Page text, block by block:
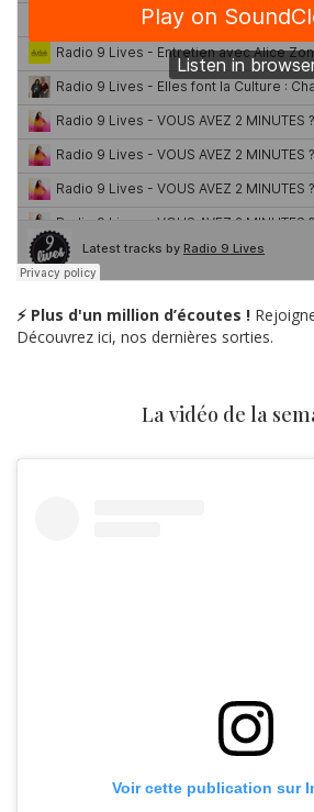
⚡ Plus d'un million d’écoutes !
Découvrez ici, nos dernières sorties.
La vidéo de la
Voir cette publication sur